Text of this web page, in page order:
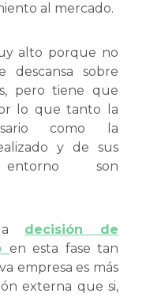
al mercado.
alto porque no
sobre
pero tiene que
lo que tanto la
como la
y de sus
son
decisión de
en esta fase tan
empresa es más
externa que si,